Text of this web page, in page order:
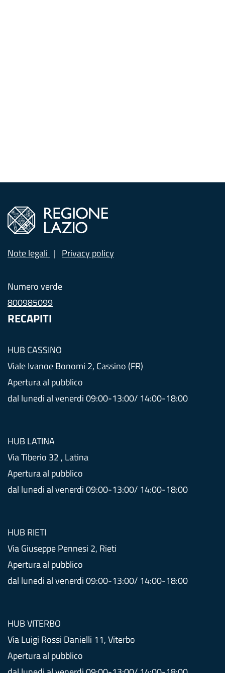
Note legali Privacy policy
Numero verde
800985099
RECAPITI
HUB CASSINO
Viale Ivanoe Bonomi 2, Cassino (FR)
Apertura al pubblico
dal lunedi al venerdi 09:00-13:00/ 14:00-18:00
HUB LATINA
Via Tiberio 32 , Latina
Apertura al pubblico
dal lunedi al venerdi 09:00-13:00/ 14:00-18:00
HUB RIETI
Via Giuseppe Pennesi 2, Rieti
Apertura al pubblico
dal lunedi al venerdi 09:00-13:00/ 14:00-18:00
HUB VITERBO
Via Luigi Rossi Danielli 11, Viterbo
Apertura al pubblico